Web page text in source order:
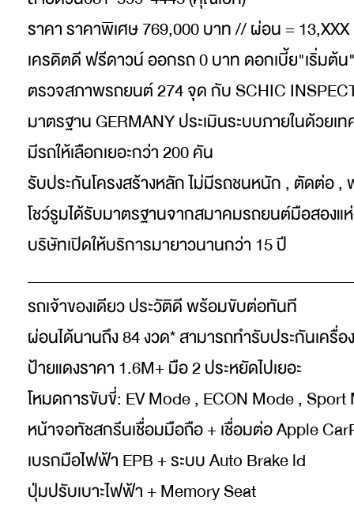
ราคา ราคาพิเศษ 769,000 บาท // ผ่อน =
เครดิตดี ฟรีดาวน์ ออกรถ 0 บาท ดอกเบี้ย"เริ่มต้
ตรวจสภาพรถยนต์ 274 จุด กับ SCHIC
มาตรฐาน GERMANY ประเมินระบบภายในด้วยเ
มีรถให้เลือกเยอะกว่า 200 คัน
รับประกันโครงสร้างหลัก ไม่มีรถชนหนัก , ตัดต่อ
โชว์รูมได้รับมาตรฐานจากสมาคมรถยนต์มือสองแห่
บริษัทเปิดให้บริการมายาวนานกว่า 15 ปี
รถเจ้าของเดียว ประวัติดี พร้อมขับต่อทันที
ผ่อนได้นานถึง 84 งวด* สามารถทำรับประกันเครื่อ
ป้ายแดงราคา 1.6M+ มือ 2 ประหยัดไปเยอะ
โหมดการขับขี่: EV Mode , ECON Mode , Sport
หน้าจอทัชสกรีนเชื่อมมือถือ + เชื่อมต่อ Apple
เบรกมือไฟฟ้า EPB + ระบบ Auto Brake ld
ปุ่มปรับเบาะไฟฟ้า + Memory Seat